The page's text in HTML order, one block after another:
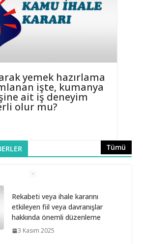
yemek hazırlama
işte, kumanya
ait iş deneyim
olur mu?
Tümü
Rekabeti veya ihale kararını
etkileyen fiil veya davranışlar
hakkında önemli düzenleme
3 Kasım 2025